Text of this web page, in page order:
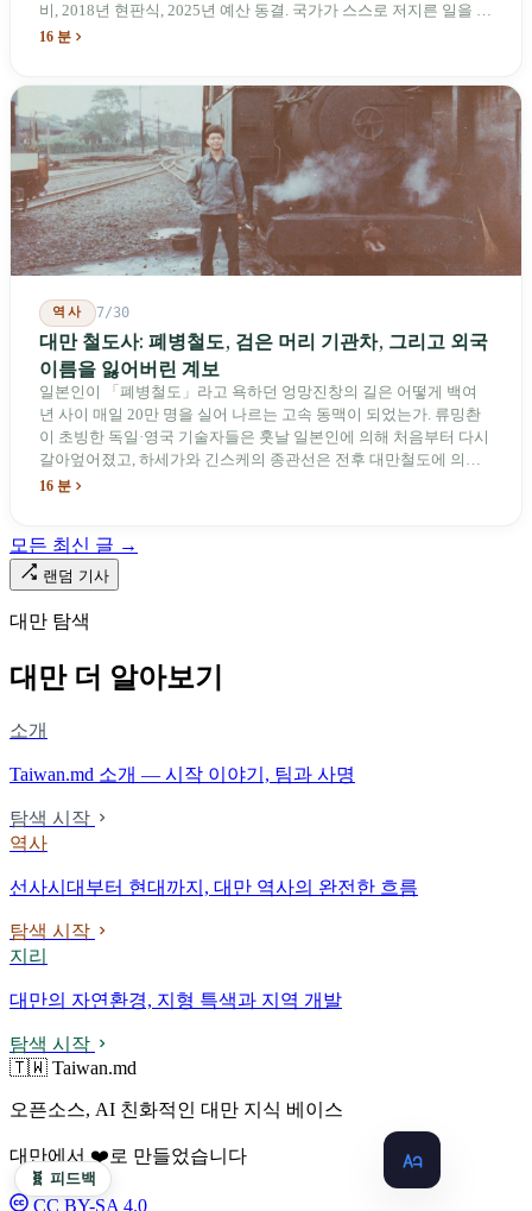
비, 2018년 현판식, 2025년 예산 동결. 국가가 스스로 저지른 일을 기
념하기 위해 스스로 세운 박물관. 계엄 해제 39년 동안 사법 재판을
16 분
역사 7/30
대만 철도사: 폐병철도, 검은 머리 기관차, 그리고 외국
이름을 잃어버린 계보
일본인이 「폐병철도」라고 욕하던 엉망진창의 길은 어떻게 백여
년 사이 매일 20만 명을 실어 나르는 고속 동맥이 되었는가. 류밍촨
이 초빙한 독일·영국 기술자들은 훗날 일본인에 의해 처음부터 다시
갈아엎어졌고, 하세가와 긴스케의 종관선은 전후 대만철도에 의해
이름과 번호가 바뀌었다. 세대마다 앞선 세대의 기록을 주석으로 밀
다. 마침내 푸유마·타로코 세대에 이르러서야 원주민 지명이 다시 철
로 위에 깔렸다.
16 분
모든 최신 글 →
랜덤 기사
대만 탐색
대만 더 알아보기
소개
Taiwan.md 소개 — 시작 이야기, 팀과 사명
탐색 시작
역사
선사시대부터 현대까지, 대만 역사의 완전한 흐름
탐색 시작
지리
대만의 자연환경, 지형 특색과 지역 개발
탐색 시작
🇹🇼 Taiwan.md
오픈소스, AI 친화적인 대만 지식 베이스
대만에서 ❤️로 만들었습니다
CC BY-SA 4.0
🧬 피드백